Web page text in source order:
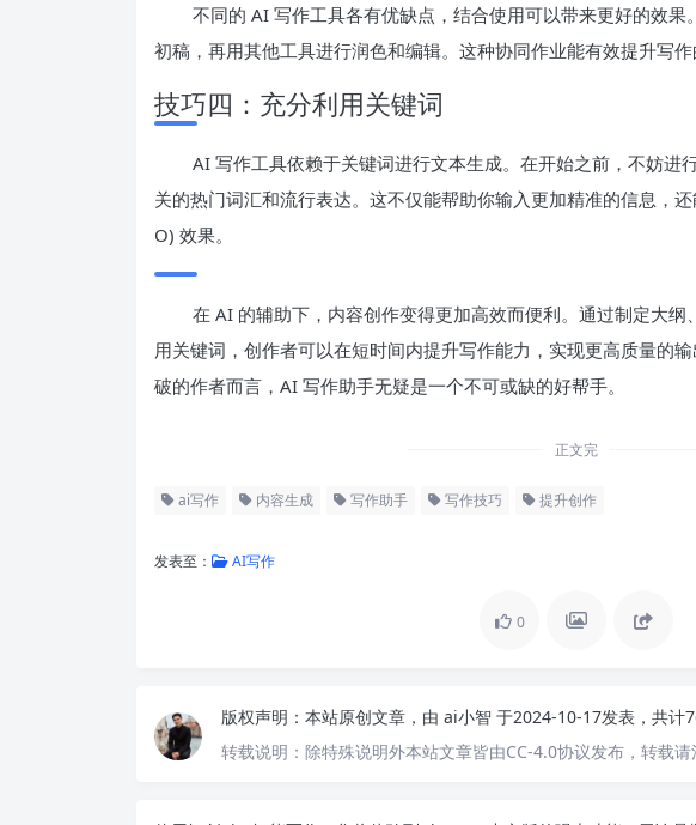
不同的 AI 写作工具各有优缺点，结合使用可以带来更好的效
初稿，再用其他工具进行润色和编辑。这种协同作业能有效提升写作
技巧四：充分利用关键词
AI 写作工具依赖于关键词进行文本生成。在开始之前，不妨进
关的热门词汇和流行表达。这不仅能帮助你输入更加精准的信息，
O) 效果。
在 AI 的辅助下，内容创作变得更加高效而便利。通过制定大
用关键词，创作者可以在短时间内提升写作能力，实现更高质量的
破的作者而言，AI 写作助手无疑是一个不可或缺的好帮手。
正文完
ai写作 内容生成 写作助手 写作技巧 提升创作
发表至： AI写作
0
版权声明： 本站原创文章，由 ai小智 于2024-10-17发表，共计
转载说明： 除特殊说明外本站文章皆由CC-4.0协议发布，转载请